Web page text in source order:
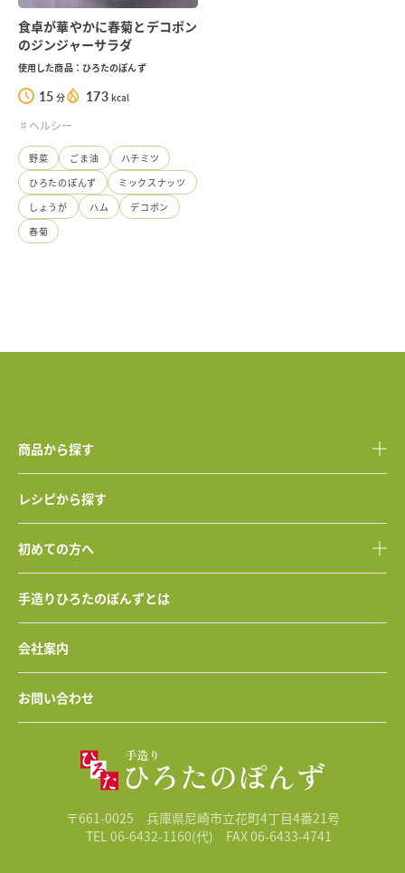
食卓が華やかに春菊とデコポン
のジンジャーサラダ
使用した商品：ひろたのぽんず
15 分 173 kcal
♯ヘルシー
野菜 ごま油
ハチミツ
ひろたのぽんず
ミックスナッツ
しょうが
ハム
デコポン
春菊
商品から探す
レシピから探す
初めての方へ
手造りひろたのぽんずとは
会社案内
お問い合わせ
〒661-0025 兵庫県尼崎市立花町4丁目4番21号
TEL 06-6432-1160(代)
FAX 06-6433-4741